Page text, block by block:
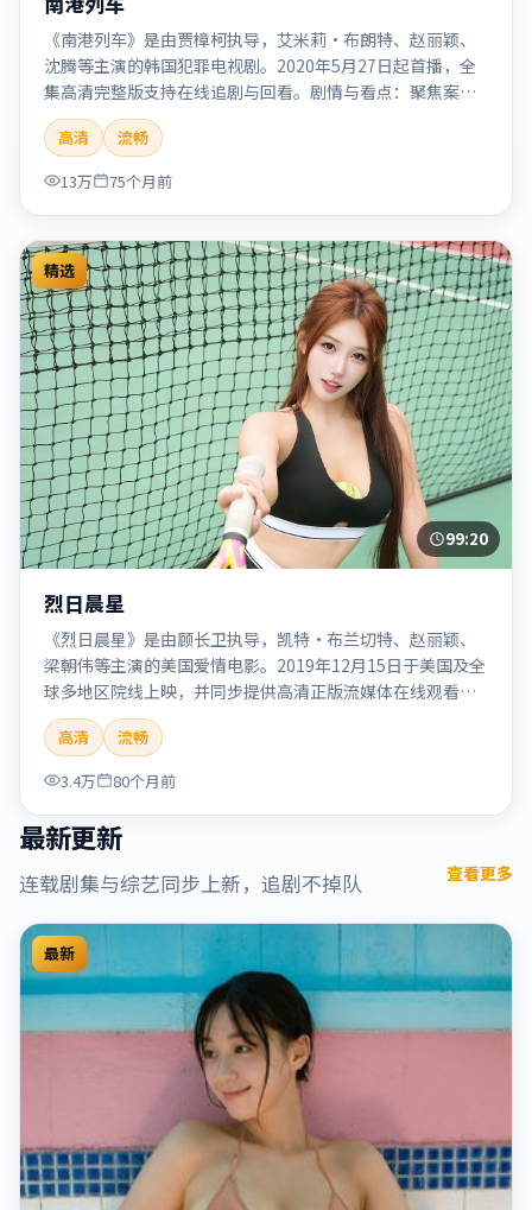
《南港列车》是由贾樟柯执导，艾米莉·布朗特、赵丽颖、
沈腾等主演的韩国犯罪电视剧。2020年5月27日起首播，全
集高清完整版支持在线追剧与回看。剧情与看点：聚焦案件
与人性灰色地带，张力十足，兼具社会观察与戏剧冲突。本
片适合检索「南港列车」「贾樟柯」「犯罪」「韩国」
「2020」「2020-05-27上映」等关键词的影迷阅读简介与主
创信息。
高清
流畅
13万
75个月前
精选
99:20
烈日晨星
《烈日晨星》是由顾长卫执导，凯特·布兰切特、赵丽颖、
梁朝伟等主演的美国爱情电影。2019年12月15日于美国及全
球多地区院线上映，并同步提供高清正版流媒体在线观看。
剧情与看点：情感细腻动人，人物关系真实可信，适合喜欢
温情叙事的观众。本片适合检索「烈日晨星」「顾长卫」
「爱情」「美国」「2019」「2019-12-15上映」等关键词的
影迷阅读简介与主创信息。
高清
流畅
3.4万
80个月前
最新更新
连载剧集与综艺同步上新，追剧不掉队 查看更多
最新